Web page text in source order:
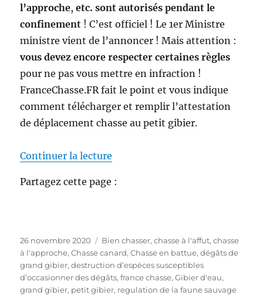
l’approche,etc. sont autorisés pendant le
confinement ! C’est officiel ! Le 1er Ministre
ministre vient de l’annoncer ! Mais attention :
vous devez encore respecter certaines règles
pour ne pas vous mettre en infraction !
FranceChasse.FR fait le point et vous indique
comment télécharger et remplir l’attestation
de déplacement chasse au petit gibier.
Continuer la lecture
Partagez cette page :
P
u
b
l
i
26 novembre 2020
C
a
t
é
g
Bien chasser,chasse à l'affut,chasse
à l'approche,Chasse canard,Chasse en battue,dégâts de
grand gibier,destruction d’espèces susceptibles
d’occasionner des dégâts,france chasse,Gibier d'eau,
grand gibier, petit gibier, regulation de la faune sauvage